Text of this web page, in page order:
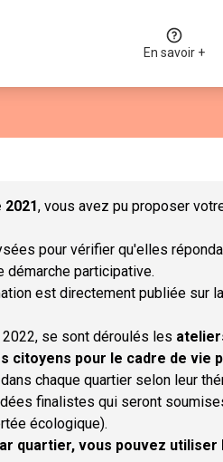
En savoir +
2021, vous avez pu proposer
pour vérifier qu'elles
un nouvel onglet)
démarche participative.
est directement publiée sur
se sont déroulés les
citoyens pour le cadre de vie
chaque quartier selon leur
finalistes qui seront
écologique).
quartier, vous pouvez utiliser